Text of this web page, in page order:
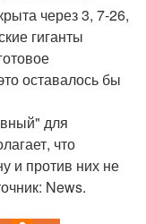
через 3, 7-26,
гиганты
оставалось бы
для
что
и против них не
News.